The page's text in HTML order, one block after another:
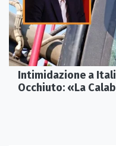
Intimidazione a
Occhiuto: «La